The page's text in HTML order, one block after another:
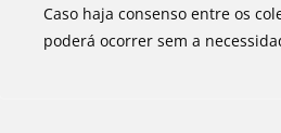
Caso haja consenso entre os
poderá ocorrer sem a